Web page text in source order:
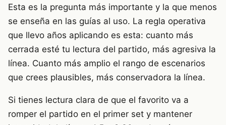
Esta es la pregunta más importante y la que menos
se enseña en las guías al uso. La regla operativa
que llevo años aplicando es esta: cuanto más
cerrada esté tu lectura del partido, más agresiva la
línea. Cuanto más amplio el rango de escenarios
que crees plausibles, más conservadora la línea.
Si tienes lectura clara de que el favorito va a
romper el partido en el primer set y mantener